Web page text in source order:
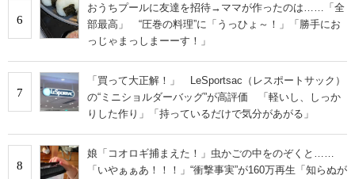
6
おうちプールに友達を招待→ママが作ったのは……「全
部最高」 “圧巻の料理”に「うっひょ～！」「勝手にお
っじゃまっしまーーす！」
7
「買って大正解！」 LeSportsac（レスポートサック）
の“ミニショルダーバッグ”が高評価 「軽いし、しっか
りした作り」「持っているだけで気分があがる」
8
娘「コオロギ捕まえた！」虫かごの中をのぞくと……
「いやぁぁあ！！！」“衝撃事実”が160万再生「知らぬが